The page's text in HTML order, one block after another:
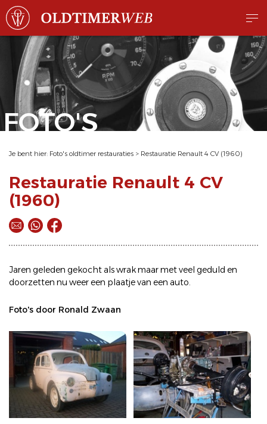
FOTO'S
Je bent hier: Foto's oldtimer restauraties > Restauratie Renault 4 CV (1960)
Restauratie Renault 4 CV
(1960)
Jaren geleden gekocht als wrak maar met veel geduld en
doorzetten nu weer een plaatje van een auto.
Foto's door Ronald Zwaan